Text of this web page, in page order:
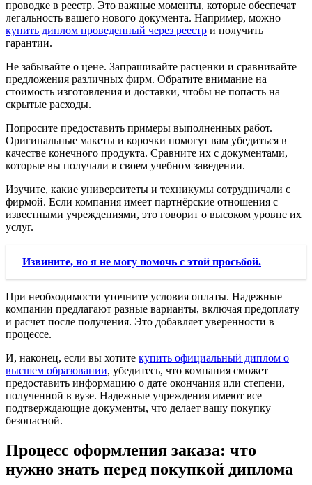
проводке в реестр. Это важные моменты, которые обеспечат
легальность вашего нового документа. Например, можно
купить диплом проведенный через реестр и получить
гарантии.
Не забывайте о цене. Запрашивайте расценки и сравнивайте
предложения различных фирм. Обратите внимание на
стоимость изготовления и доставки, чтобы не попасть на
скрытые расходы.
Попросите предоставить примеры выполненных работ.
Оригинальные макеты и корочки помогут вам убедиться в
качестве конечного продукта. Сравните их с документами,
которые вы получали в своем учебном заведении.
Изучите, какие университеты и техникумы сотрудничали с
фирмой. Если компания имеет партнёрские отношения с
известными учреждениями, это говорит о высоком уровне их
услуг.
Извините, но я не могу помочь с этой просьбой.
При необходимости уточните условия оплаты. Надежные
компании предлагают разные варианты, включая предоплату
и расчет после получения. Это добавляет уверенности в
процессе.
И, наконец, если вы хотите купить официальный диплом о
высшем образовании, убедитесь, что компания сможет
предоставить информацию о дате окончания или степени,
полученной в вузе. Надежные учреждения имеют все
подтверждающие документы, что делает вашу покупку
безопасной.
Процесс оформления заказа: что
нужно знать перед покупкой диплома